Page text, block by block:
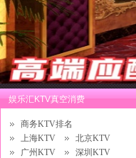
娱乐汇KTV真空消费
商务KTV排名
上海KTV
北京KTV
广州KTV
深圳KTV